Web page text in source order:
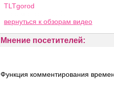
TLTgorod
вернуться к обзорам видео
Мнение посетителей:
Функция комментирования